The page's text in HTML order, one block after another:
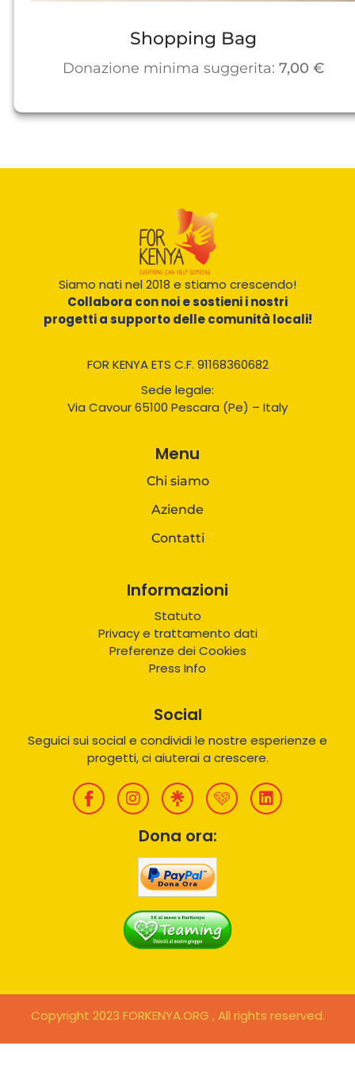
Shopping Bag
Donazione minima suggerita: 7,00 €
Siamo nati nel 2018 e stiamo crescendo!
Collabora con noi e sostieni i nostri
progetti a supporto delle comunità locali!
FOR KENYA ETS C.F. 91168360682
Sede legale:
Via Cavour 65100 Pescara (Pe) – Italy
Menu
Chi siamo
Aziende
Contatti
Informazioni
Statuto
Privacy e trattamento dati
Preferenze dei Cookies
Press Info
Social
Seguici sui social e condividi le nostre esperienze e
progetti, ci aiuterai a crescere.
Dona ora:
Copyright 2023 FORKENYA.ORG , All rights reserved.